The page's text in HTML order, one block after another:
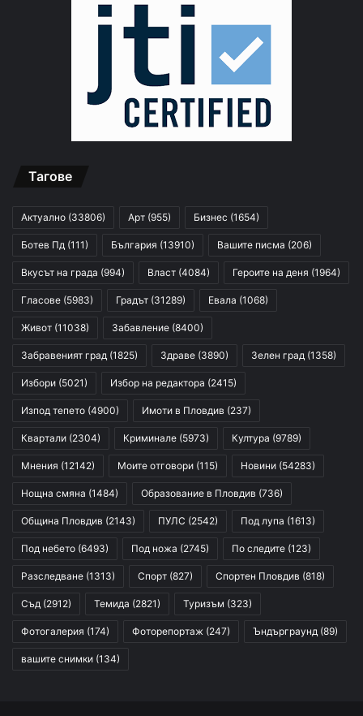
Тагове
Актуално (33806) Арт (955) Бизнес (1654)
Ботев Пд (111) България (13910) Вашите писма (206)
Вкусът на града (994) Власт (4084) Героите на деня (1964)
Гласове (5983) Градът (31289) Евала (1068)
Живот (11038) Забавление (8400)
Забравеният град (1825) Здраве (3890) Зелен град (1358)
Избори (5021) Избор на редактора (2415)
Изпод тепето (4900) Имоти в Пловдив (237)
Квартали (2304) Криминале (5973) Култура (9789)
Мнения (12142) Моите отговори (115) Новини (54283)
Нощна смяна (1484) Образование в Пловдив (736)
Община Пловдив (2143) ПУЛС (2542) Под лупа (1613)
Под небето (6493) Под ножа (2745) По следите (123)
Разследване (1313) Спорт (827) Спортен Пловдив (818)
Съд (2912) Темида (2821) Туризъм (323)
Фотогалерия (174) Фоторепортаж (247) Ъндърграунд (89)
вашите снимки (134)